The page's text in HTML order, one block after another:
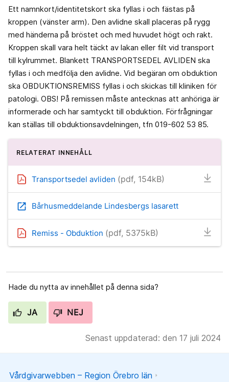
Ett namnkort/identitetskort ska fyllas i och fästas på
kroppen (vänster arm). Den avlidne skall placeras på rygg
med händerna på bröstet och med huvudet högt och rakt.
Kroppen skall vara helt täckt av lakan eller filt vid transport
till kylrummet. Blankett TRANSPORTSEDEL AVLIDEN ska
fyllas i och medfölja den avlidne. Vid begäran om obduktion
ska OBDUKTIONSREMISS fyllas i och skickas till kliniken för
patologi. OBS! På remissen måste antecknas att anhöriga är
informerade och har samtyckt till obduktion. Förfrågningar
kan ställas till obduktionsavdelningen, tfn 019-602 53 85.
RELATERAT INNEHÅLL
Transportsedel avliden (pdf, 154kB)
open_in_new Bårhusmeddelande Lindesbergs lasarett
Remiss - Obduktion (pdf, 5375kB)
Hade du nytta av innehållet på denna sida?
JA NEJ
Senast uppdaterad: den 17 juli 2024
Vårdgivarwebben – Region Örebro län